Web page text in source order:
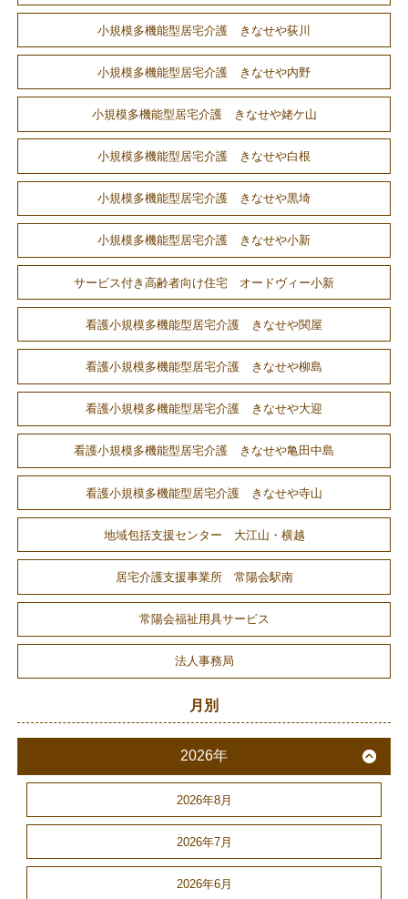
小規模多機能型居宅介護 きなせや荻川
小規模多機能型居宅介護 きなせや内野
小規模多機能型居宅介護 きなせや姥ケ山
小規模多機能型居宅介護 きなせや白根
小規模多機能型居宅介護 きなせや黒埼
小規模多機能型居宅介護 きなせや小新
サービス付き高齢者向け住宅 オードヴィー小新
看護小規模多機能型居宅介護 きなせや関屋
看護小規模多機能型居宅介護 きなせや柳島
看護小規模多機能型居宅介護 きなせや大迎
看護小規模多機能型居宅介護 きなせや亀田中島
看護小規模多機能型居宅介護 きなせや寺山
地域包括支援センター 大江山・横越
居宅介護支援事業所 常陽会駅南
常陽会福祉用具サービス
法人事務局
月別
2026年
2026年8月
2026年7月
2026年6月